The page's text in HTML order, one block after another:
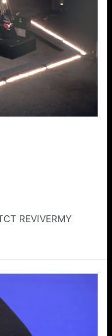
REVIVERMY